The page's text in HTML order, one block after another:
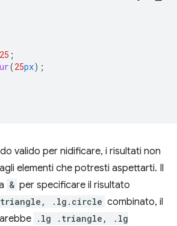
;
(25px);
valido per nidificare, i risultati non
elementi che potresti aspettarti. Il
& per specificare il risultato
.lg.circle combinato, il
.lg .triangle, .lg